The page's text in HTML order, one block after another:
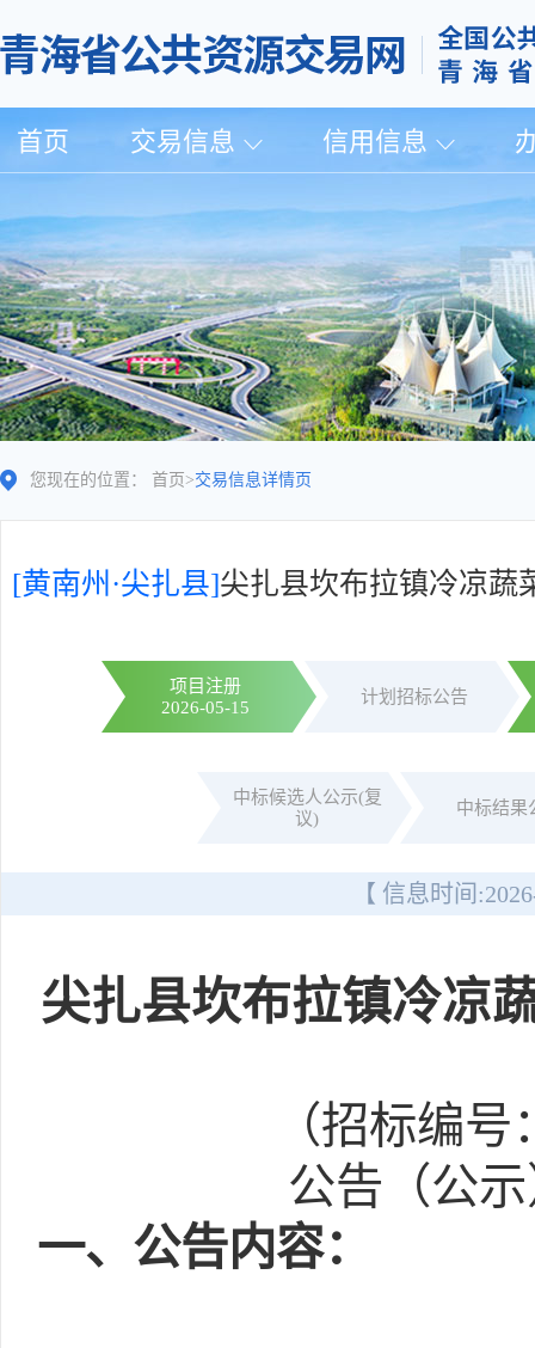
首页 交易信息 信用信息
您现在的位置： 首页 >交易信息详情页
[黄南州·尖扎县]尖扎县坎布拉镇冷凉蔬
项目注册
2026-05-15
计划招标公告
中标候选人公示(复
议)
中标结果
【 信息时间:
尖扎县坎布拉镇冷凉
（招标编号
公告（公
一、公告内容：